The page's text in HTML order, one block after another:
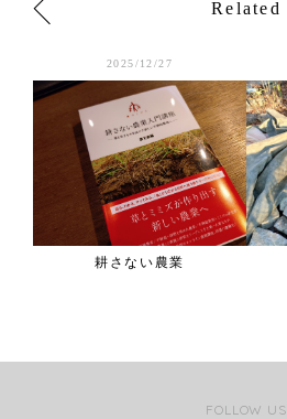
Related
2025/12/27
耕さない農業
FOLLOW US